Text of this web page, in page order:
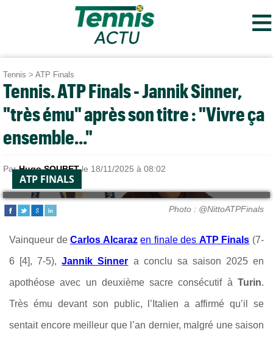
≡
Tennis > ATP Finals
Tennis. ATP Finals - Jannik Sinner,
"très ému" après son titre : "Vivre ça
ensemble..."
ParHugo SOUBETle 18/11/2025 à 08:02
ATP FINALS
Photo : @NittoATPFinals
Vainqueur deCarlos Alcaraz en finale des ATP Finals (7-
6 [4], 7-5), Jannik Sinner a conclu sa saison 2025 en
apothéose avec un deuxième sacre consécutif à Turin.
Très ému devant son public, l’Italien a affirmé qu’il se
sentait encore meilleur que l’an dernier, malgré une saison